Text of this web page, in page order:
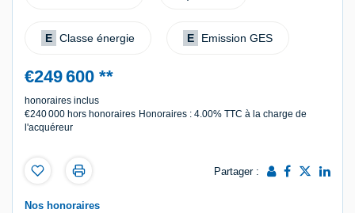
E Classe énergie E Emission GES
€249 600 **
honoraires inclus
€240 000 hors honoraires Honoraires : 4.00% TTC à la charge de
l'acquéreur
Partager :
Nos honoraires